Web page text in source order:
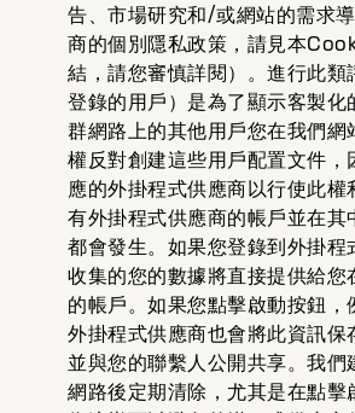
告、市場研究和/或網站的需求
商的個別隱私政策，請見本
結，請您審慎詳閱）。進行此類
登錄的用戶）是為了顯示客製化
群網路上的其他用戶您在我們網
權反對創建這些用戶配置文件，
應的外掛程式供應商以行使此權
有外掛程式供應商的帳戶並在其
都會發生。如果您登錄到外掛程
收集的您的數據將直接提供給您
的帳戶。如果您點擊啟動按鈕，
外掛程式供應商也會將此資訊保
並與您的聯繫人公開共享。我們
網路後定期清除，尤其是在點擊